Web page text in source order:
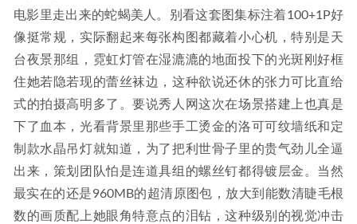
电影里走出来的蛇蝎美人。别看这套图集标注着100+1P好
像挺常规，实际翻起来每张构图都藏着小心机，特别是天
台夜景那组，霓虹灯管在湿漉漉的地面投下的光斑刚好框
住她若隐若现的蕾丝袜边，这种欲说还休的张力可比直给
式的拍摄高明多了。要说秀人网这次在场景搭建上也真是
下了血本，光看背景里那些手工烫金的洛可可纹墙纸和定
制款水晶吊灯就知道，为了把利世骨子里的贵气劲儿全逼
出来，策划团队怕是连道具组的螺丝钉都得镀层金。当然
最实在的还是960MB的超清原图包，放大到能数清睫毛根
数的画质配上她眼角特意点的泪钻，这种级别的视觉冲击